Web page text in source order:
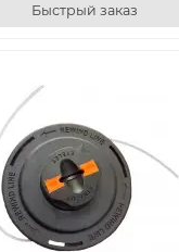
Быстрый заказ